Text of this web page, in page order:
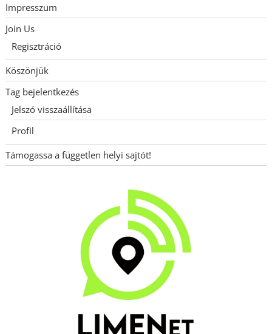
Impresszum
Join Us
Regisztráció
Köszönjük
Tag bejelentkezés
Jelszó visszaállítása
Profil
Támogassa a független helyi sajtót!